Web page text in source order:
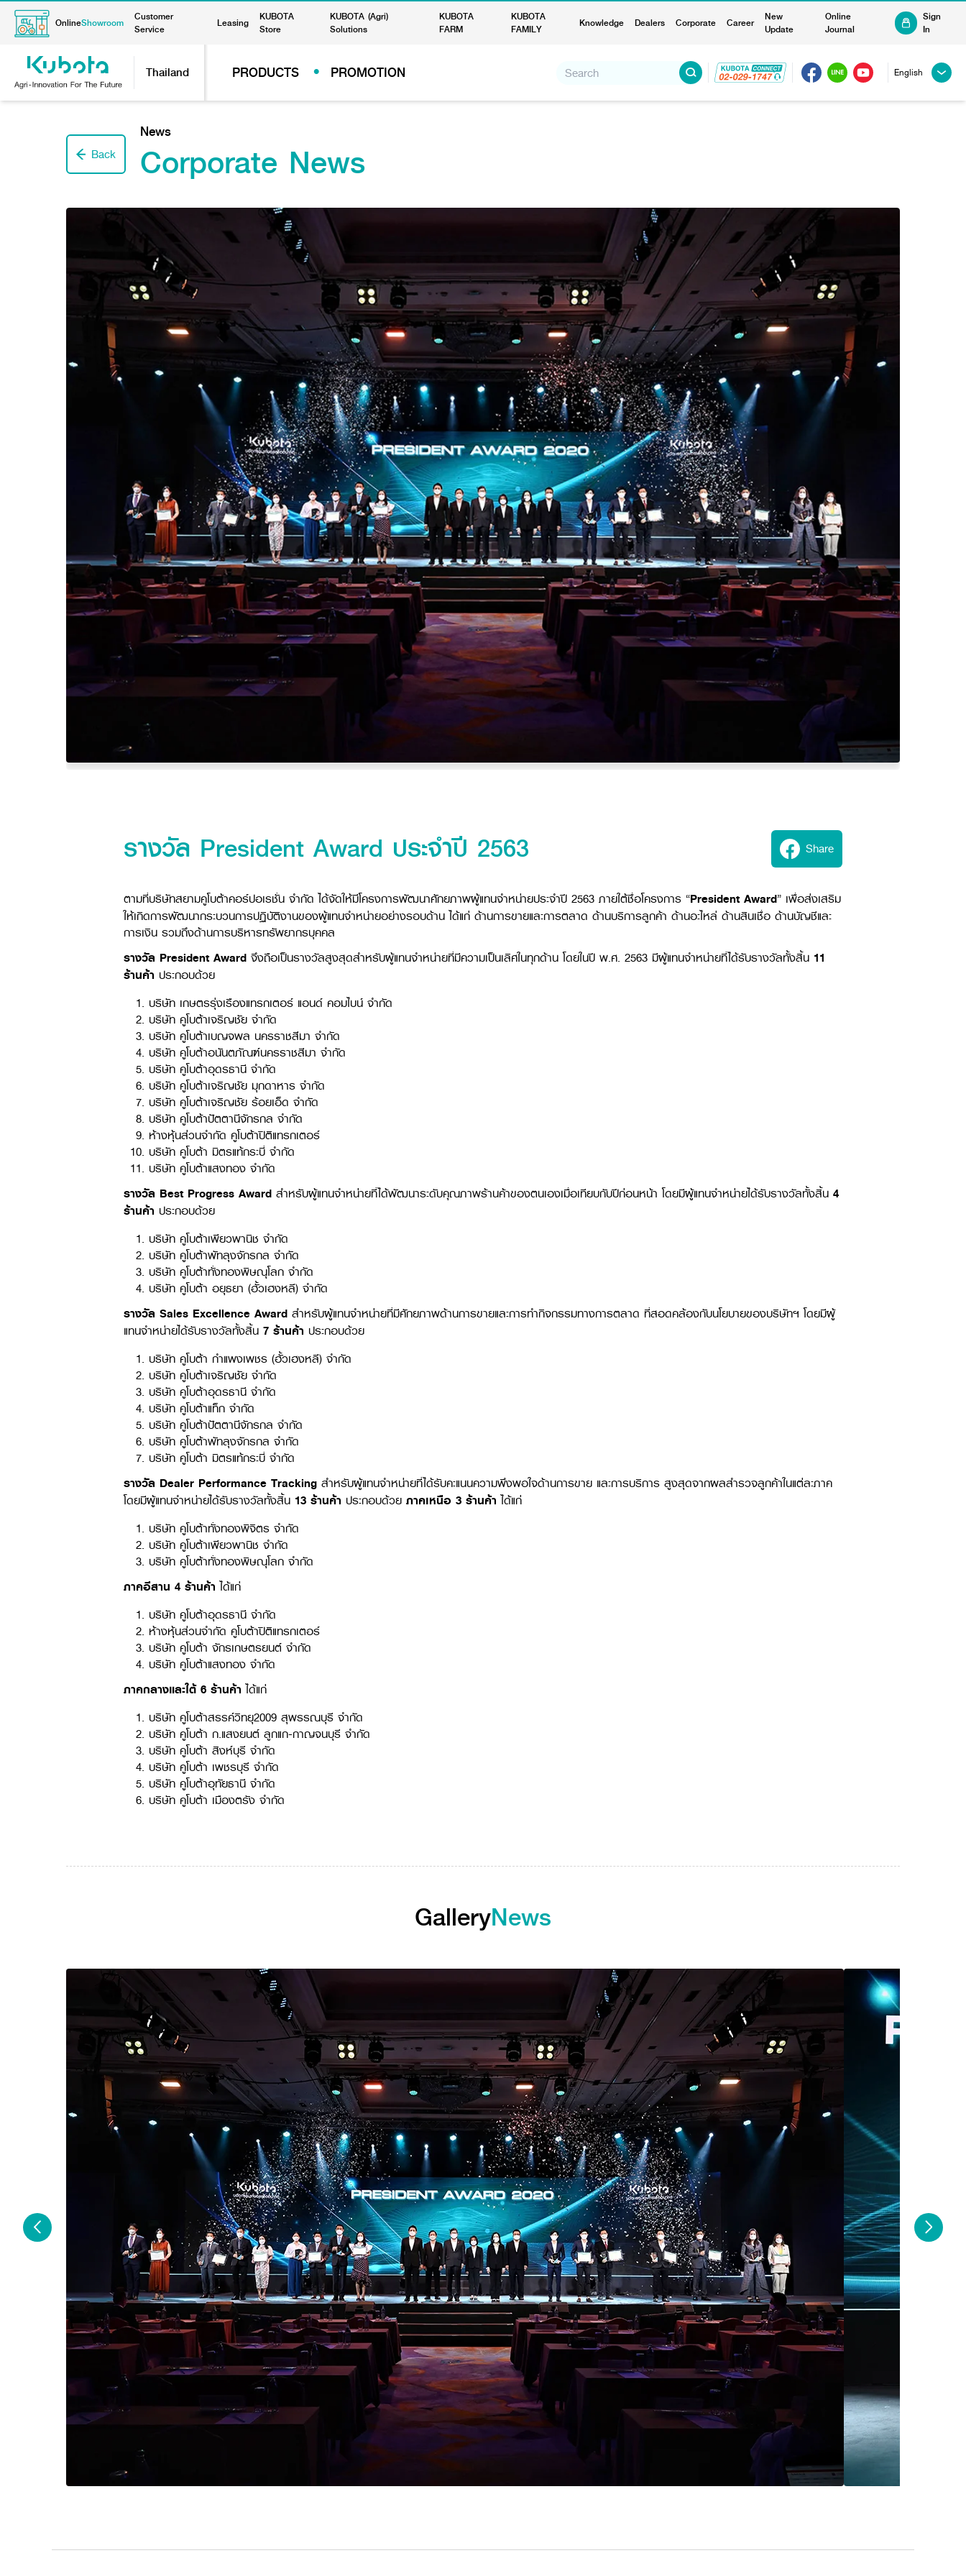
OnlineShowroom
Customer
Service
Leasing
KUBOTA
Store
KUBOTA (Agri)
Solutions
KUBOTA
FARM
KUBOTA
FAMILY
Knowledge Dealers Corporate Career
New
Update
Online
Journal
Sign
In
Thailand PRODUCTS PROMOTION English
Back
News
Corporate News
รางวัล President Award ประจำปี 2563 Share
ตามที่บริษัทสยามคูโบต้าคอร์ปอเรชั่น จำกัด ได้จัดให้มีโครงการพัฒนาศักยภาพผู้แทนจำหน่ายประจำปี 2563 ภายใต้ชื่อโครงการ “President Award” เพื่อส่งเสริม
ให้เกิดการพัฒนากระบวนการปฏิบัติงานของผู้แทนจำหน่ายอย่างรอบด้าน ได้แก่ ด้านการขายและการตลาด ด้านบริการลูกค้า ด้านอะไหล่ ด้านสินเชื่อ ด้านบัญชีและ
การเงิน รวมถึงด้านการบริหารทรัพยากรบุคคล
รางวัล President Award จึงถือเป็นรางวัลสูงสุดสำหรับผู้แทนจำหน่ายที่มีความเป็นเลิศในทุกด้าน โดยในปี พ.ศ. 2563 มีผู้แทนจำหน่ายที่ได้รับรางวัลทั้งสิ้น 11
ร้านค้า ประกอบด้วย
บริษัท เกษตรรุ่งเรืองแทรกเตอร์ แอนด์ คอมไบน์ จำกัด
บริษัท คูโบต้าเจริญชัย จำกัด
บริษัท คูโบต้าเบญจพล นครราชสีมา จำกัด
บริษัท คูโบต้าอนันตภัณฑ์นครราชสีมา จำกัด
บริษัท คูโบต้าอุดรธานี จำกัด
บริษัท คูโบต้าเจริญชัย มุกดาหาร จำกัด
บริษัท คูโบต้าเจริญชัย ร้อยเอ็ด จำกัด
บริษัท คูโบต้าปัตตานีจักรกล จำกัด
ห้างหุ้นส่วนจำกัด คูโบต้าปิติแทรกเตอร์
บริษัท คูโบต้า มิตรแท้กระบี่ จำกัด
บริษัท คูโบต้าแสงทอง จำกัด
รางวัล Best Progress Award สำหรับผู้แทนจำหน่ายที่ได้พัฒนาระดับคุณภาพร้านค้าของตนเองเมื่อเทียบกับปีก่อนหน้า โดยมีผู้แทนจำหน่ายได้รับรางวัลทั้งสิ้น 4
ร้านค้า ประกอบด้วย
บริษัท คูโบต้าเพียวพานิช จำกัด
บริษัท คูโบต้าพัทลุงจักรกล จำกัด
บริษัท คูโบต้าทั่งทองพิษณุโลก จำกัด
บริษัท คูโบต้า อยุธยา (ฮั้วเฮงหลี) จำกัด
รางวัล Sales Excellence Award สำหรับผู้แทนจำหน่ายที่มีศักยภาพด้านการขายและการทำกิจกรรมทางการตลาด ที่สอดคล้องกับนโยบายของบริษัทฯ โดยมีผู้
แทนจำหน่ายได้รับรางวัลทั้งสิ้น 7 ร้านค้า ประกอบด้วย
บริษัท คูโบต้า กำแพงเพชร (ฮั้วเฮงหลี) จำกัด
บริษัท คูโบต้าเจริญชัย จำกัด
บริษัท คูโบต้าอุดรธานี จำกัด
บริษัท คูโบต้าแท็ก จำกัด
บริษัท คูโบต้าปัตตานีจักรกล จำกัด
บริษัท คูโบต้าพัทลุงจักรกล จำกัด
บริษัท คูโบต้า มิตรแท้กระบี่ จำกัด
รางวัล Dealer Performance Tracking สำหรับผู้แทนจำหน่ายที่ได้รับคะแนนความพึงพอใจด้านการขาย และการบริการ สูงสุดจากผลสำรวจลูกค้าในแต่ละภาค
โดยมีผู้แทนจำหน่ายได้รับรางวัลทั้งสิ้น 13 ร้านค้า ประกอบด้วย ภาคเหนือ 3 ร้านค้า ได้แก่
บริษัท คูโบต้าทั่งทองพิจิตร จำกัด
บริษัท คูโบต้าเพียวพานิช จำกัด
บริษัท คูโบต้าทั่งทองพิษณุโลก จำกัด
ภาคอีสาน 4 ร้านค้า ได้แก่
บริษัท คูโบต้าอุดรธานี จำกัด
ห้างหุ้นส่วนจำกัด คูโบต้าปิติแทรกเตอร์
บริษัท คูโบต้า จักรเกษตรยนต์ จำกัด
บริษัท คูโบต้าแสงทอง จำกัด
ภาคกลางและใต้ 6 ร้านค้า ได้แก่
บริษัท คูโบต้าสรรค์วิทยุ2009 สุพรรณบุรี จำกัด
บริษัท คูโบต้า ก.แสงยนต์ ลูกแก-กาญจนบุรี จำกัด
บริษัท คูโบต้า สิงห์บุรี จำกัด
บริษัท คูโบต้า เพชรบุรี จำกัด
บริษัท คูโบต้าอุทัยธานี จำกัด
บริษัท คูโบต้า เมืองตรัง จำกัด
GalleryNews